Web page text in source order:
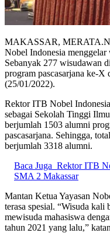
MAKASSAR,
Nobel Indonesia
Sebanyak 277 wisudawan
program pascasarjana ke-
(25/01/2022).
Rektor ITB Nobel
sebagai Sekolah Tinggi
berjumlah 1503 alumni
pascasarjana. Sehingga,
berjumlah 3318 alumni.
Baca Juga Rektor ITB
SMA 2 Makassar
Mantan Ketua Yayasan
terasa spesial. “Wisuda kali
mewisuda mahasiswa
tahun 2021 yang lalu,”